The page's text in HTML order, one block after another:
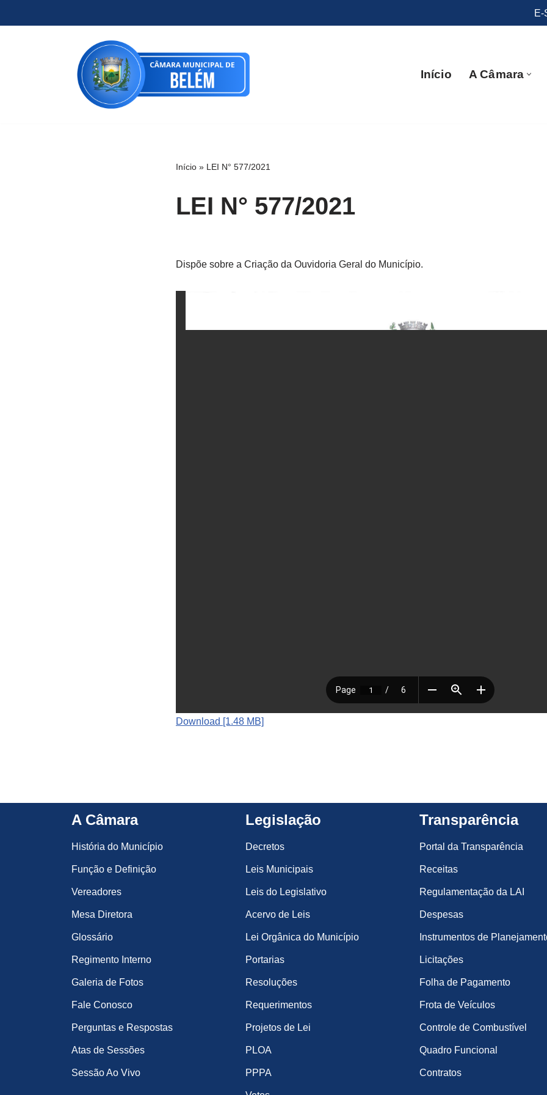
E-
Início A Câmara
Início » LEI N° 577/2021
LEI N° 577/2021
Dispõe sobre a Criação da Ouvidoria Geral do Município.
Download [1.48 MB]
A Câmara
História do Município
Função e Definição
Vereadores
Mesa Diretora
Glossário
Regimento Interno
Galeria de Fotos
Fale Conosco
Perguntas e Respostas
Atas de Sessões
Sessão Ao Vivo
Legislação
Decretos
Leis Municipais
Leis do Legislativo
Acervo de Leis
Lei Orgânica do Município
Portarias
Resoluções
Requerimentos
Projetos de Lei
PLOA
PPPA
Transparência
Portal da Transparência
Receitas
Regulamentação da LAI
Despesas
Instrumentos de
Licitações
Folha de Pagamento
Frota de Veículos
Controle de Combustível
Quadro Funcional
Contratos